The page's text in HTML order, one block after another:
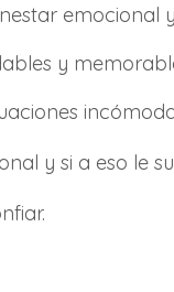
emocional
y
y si a eso le